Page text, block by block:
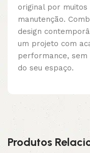
original por muitos
manutenção.
design
um projeto com
performance,
do seu espaço.
Produtos